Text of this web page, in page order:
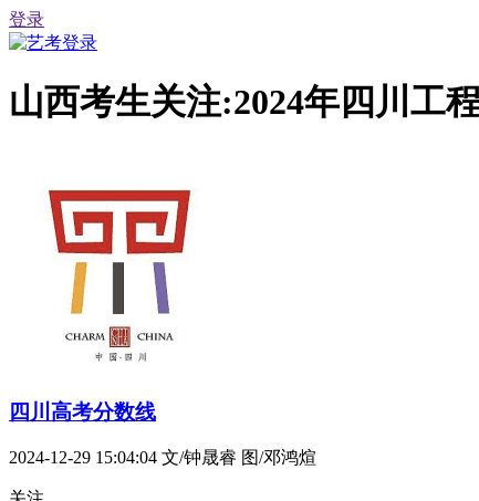
登录
山西考生关注:2024年四川工
四川高考分数线
2024-12-29 15:04:04 文/钟晟睿 图/邓鸿煊